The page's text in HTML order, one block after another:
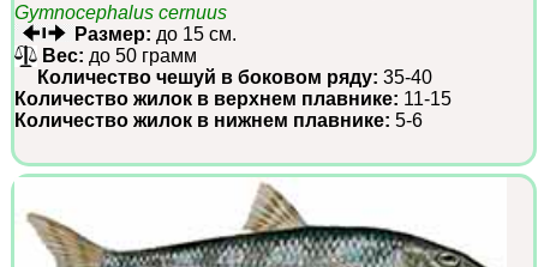
Gymnocephalus cernuus
Размер: до 15 см.
Вес: до 50 грамм
Количество чешуй в боковом ряду: 35-40
Количество жилок в верхнем плавнике: 11-15
Количество жилок в нижнем плавнике: 5-6